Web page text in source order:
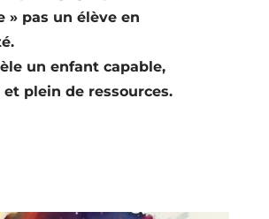
» pas un élève en
un enfant capable,
et plein de ressources.